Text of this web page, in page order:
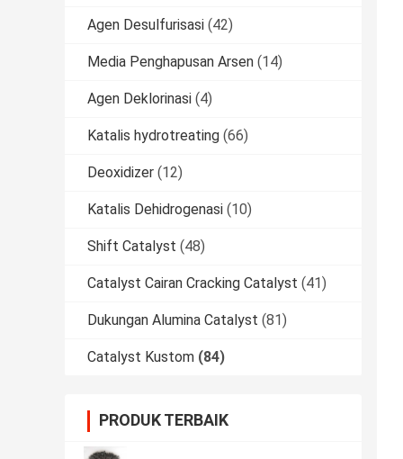
Agen Desulfurisasi (42)
Media Penghapusan Arsen (14)
Agen Deklorinasi (4)
Katalis hydrotreating (66)
Deoxidizer (12)
Katalis Dehidrogenasi (10)
Shift Catalyst (48)
Catalyst Cairan Cracking Catalyst (41)
Dukungan Alumina Catalyst (81)
Catalyst Kustom (84)
PRODUK TERBAIK